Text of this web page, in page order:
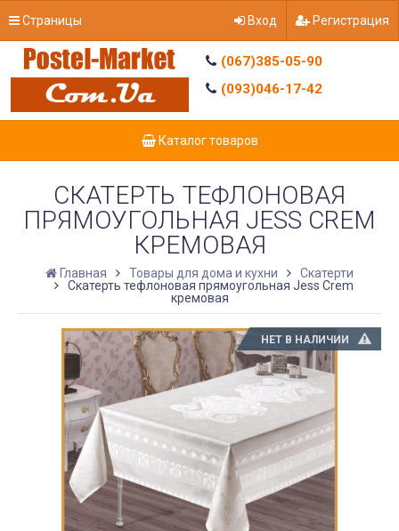
Страницы Вход Регистрация
(067)385-05-90
(093)046-17-42
Каталог товаров
СКАТЕРТЬ ТЕФЛОНОВАЯ
ПРЯМОУГОЛЬНАЯ JESS CREM
КРЕМОВАЯ
Главная Товары для дома и кухни
Скатерти
Скатерть тефлоновая прямоугольная Jess Crem
кремовая
НЕТ В НАЛИЧИИ